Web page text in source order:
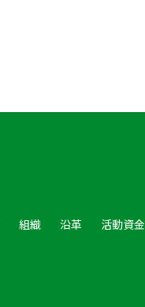
組織 沿革 活動資金